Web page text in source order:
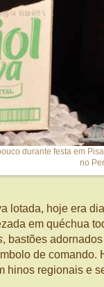
durante festa em
no
lotada, hoje era
em quéchua
, bastões
de comando.
hinos regionais e